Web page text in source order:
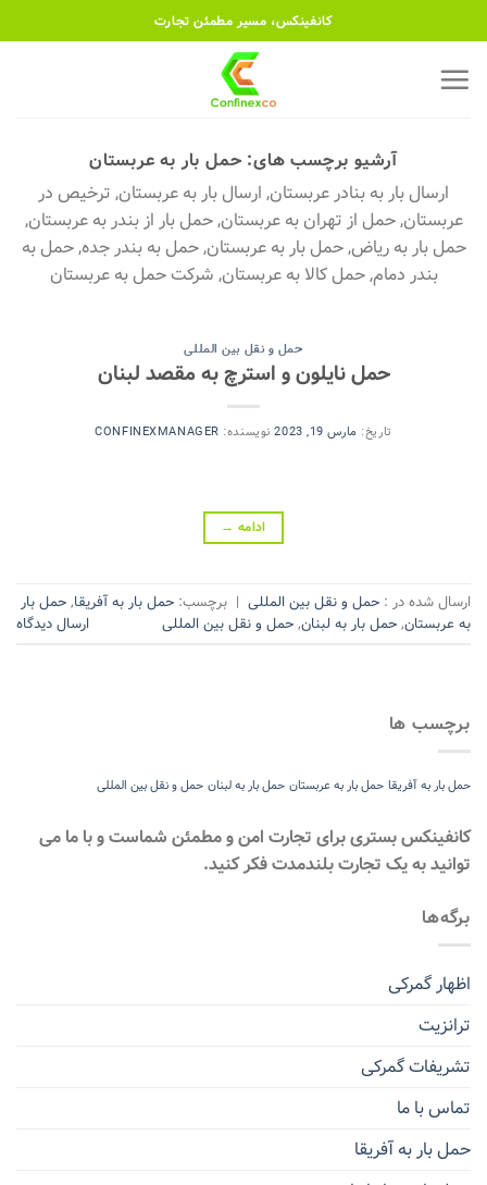
به
محتوا
کانفینکس، مسیر مطمئن تجارت
آرشیو برچسب های: حمل بار به عربستان
ارسال بار به بنادر عربستان, ارسال بار به عربستان, ترخیص در
عربستان, حمل از تهران به عربستان, حمل بار از بندر به عربستان,
حمل بار به ریاض, حمل بار به عربستان, حمل به بندر جده, حمل به
بندر دمام, حمل کالا به عربستان, شرکت حمل به عربستان
حمل و نقل بین المللی
حمل نایلون و استرچ به مقصد لبنان
تاریخ: مارس 19, 2023 نویسنده: CONFINEXMANAGER
ادامه →
ارسال شده در : حمل و نقل بین المللی | برچسب: حمل بار به آفریقا, حمل بار
به عربستان, حمل بار به لبنان, حمل و نقل بین المللی ارسال دیدگاه
برچسب ها
حمل بار به آفریقا حمل بار به عربستان حمل بار به لبنان حمل و نقل بین المللی
کانفینکس بستری برای تجارت امن و مطمئن شماست و با ما می
توانید به یک تجارت بلندمدت فکر کنید.
برگه‌ها
اظهار گمرکی
ترانزیت
تشریفات گمرکی
تماس با ما
حمل بار به آفریقا